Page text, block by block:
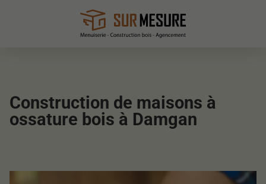
Construction de maisons à
ossature bois à Damgan